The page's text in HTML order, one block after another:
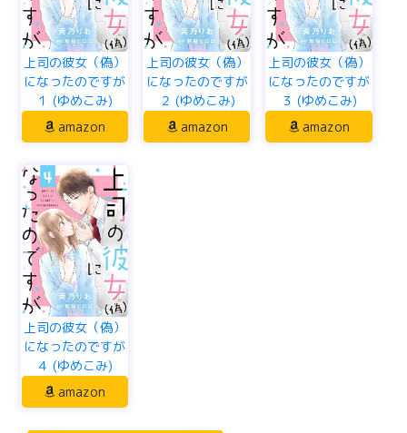
上司の彼女（偽）
になったのですが
１ (ゆめこみ)
amazon
上司の彼女（偽）
になったのですが
２ (ゆめこみ)
amazon
上司の彼女（偽）
になったのですが
３ (ゆめこみ)
amazon
上司の彼女（偽）
になったのですが
４ (ゆめこみ)
amazon